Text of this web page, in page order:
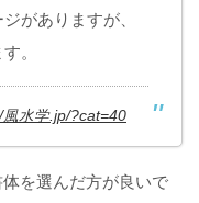
がありますが、
。
水学.jp/?cat=40
を選んだ方が良いで